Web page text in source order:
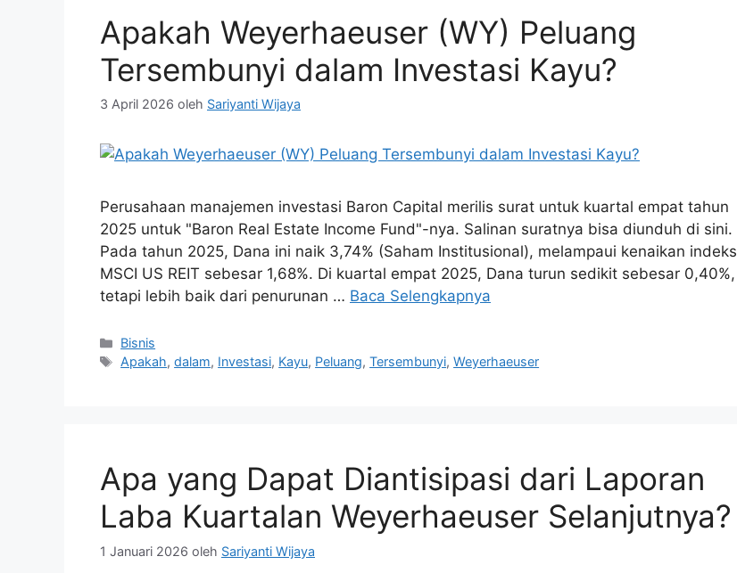
Apakah Weyerhaeuser (WY) Peluang
Tersembunyi dalam Investasi Kayu?
3 April 2026 oleh Sariyanti Wijaya
Perusahaan manajemen investasi Baron Capital merilis surat untuk kuartal empat tahun
2025 untuk "Baron Real Estate Income Fund"-nya. Salinan suratnya bisa diunduh di sini.
Pada tahun 2025, Dana ini naik 3,74% (Saham Institusional), melampaui kenaikan indeks
MSCI US REIT sebesar 1,68%. Di kuartal empat 2025, Dana turun sedikit sebesar 0,40%,
tetapi lebih baik dari penurunan … Baca Selengkapnya
Kategori
Bisnis
Tag
Apakah,dalam, Investasi, Kayu, Peluang,Tersembunyi,Weyerhaeuser
Apa yang Dapat Diantisipasi dari Laporan
Laba Kuartalan Weyerhaeuser Selanjutnya?
1 Januari 2026 oleh Sariyanti Wijaya